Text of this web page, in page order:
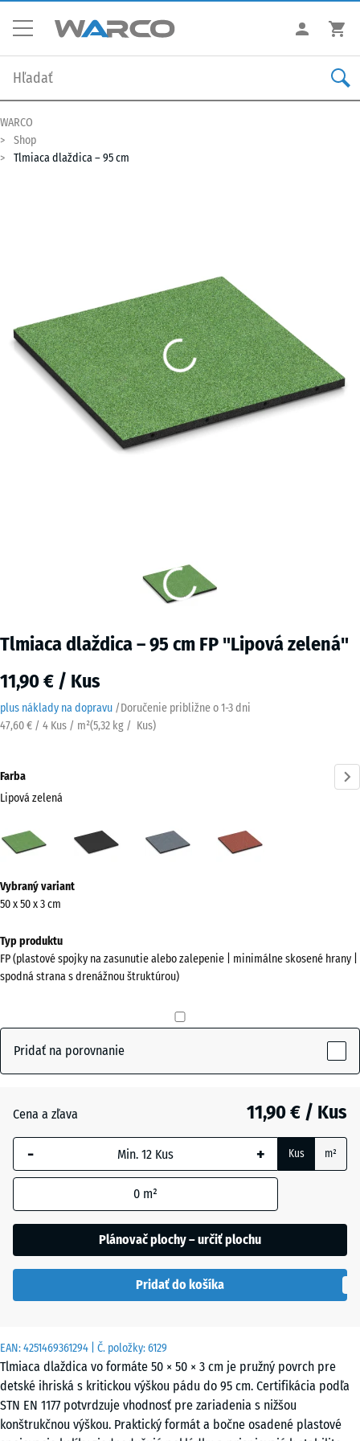
WARCO
Shop
Tlmiaca dlaždica – 95 cm
Tlmiaca dlaždica – 95 cm FP "Lipová zelená"
11,90 € / Kus
plus náklady na dopravu /Doručenie približne o1-3 dni
47,60 € / 4 Kus / m²(5,32 kg / Kus)
EAN:4251469361294 | Č. položky:6129
Tlmiaca dlaždica vo formáte 50 × 50 × 3 cm je pružný povrch pre
detské ihriská s kritickou výškou pádu do 95 cm. Certifikácia podľa
STN EN 1177 potvrdzuje vhodnosť pre zariadenia s nižšou
konštrukčnou výškou. Praktický formát a bočne osadené plastové
Farba
Lipová zelená
zelená
informácií
o
Zobraziť
farebnú
zelená(active)
Antracit - 0,50 €
Grafitová
červená
- 0,50 €
Vybraný variant
50 x 50 x 3 cm
Typ produktu
FP (plastové spojky na zasunutie alebo zalepenie | minimálne skosené hrany |
spodná strana s drenážnou štruktúrou)
Pridať na porovnanie
Cena a zľava 11,90 € / Kus
- + Kus m²
0 m²
Plánovač plochy – určiť plochu
Pridať do košíka